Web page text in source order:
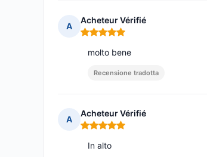
A
Acheteur Vérifié
Nota: 5 su 5
molto bene
Recensione tradotta
A
Acheteur Vérifié
Nota: 5 su 5
In alto